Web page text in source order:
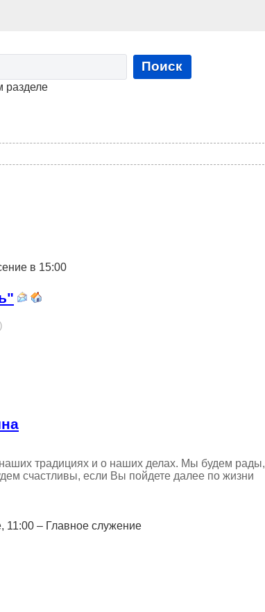
Поиск
разделе
в 15:00
традициях и о наших делах. Мы будем рады,
счастливы, если Вы пойдете далее по жизни
11:00 – Главное служение